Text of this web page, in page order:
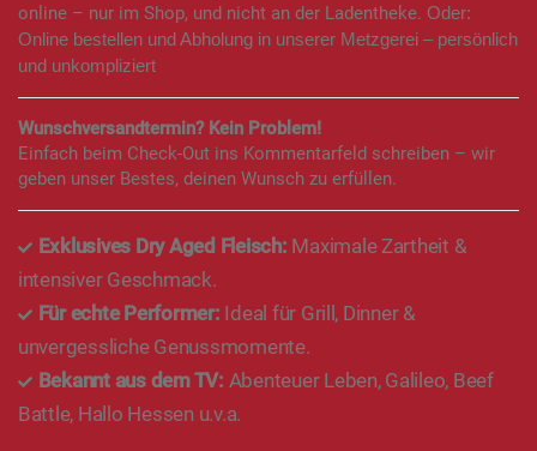
online – nur im Shop, und nicht an der Ladentheke. Oder:
Online bestellen und Abholung in unserer Metzgerei – persönlich
und unkompliziert
Wunschversandtermin? Kein Problem!
Einfach beim Check-Out ins Kommentarfeld schreiben – wir
geben unser Bestes, deinen Wunsch zu erfüllen.
Exklusives Dry Aged Fleisch: Maximale Zartheit &
intensiver Geschmack.
Für echte Performer: Ideal für Grill, Dinner &
unvergessliche Genussmomente.
Bekannt aus dem TV: Abenteuer Leben, Galileo, Beef
Battle, Hallo Hessen u.v.a.